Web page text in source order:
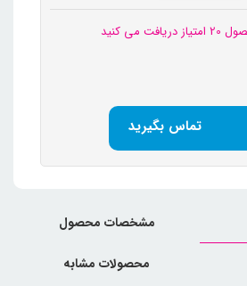
می کنید
تماس بگیرید
مشخصات محصول
محصولات مشابه